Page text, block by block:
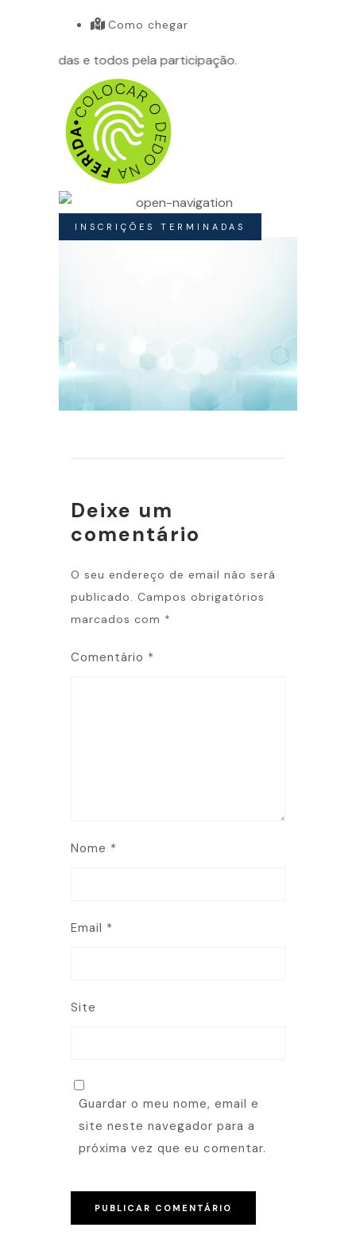
Como chegar
a todas e todos pela participação.
INSCRIÇÕES TERMINADAS
Deixe um
comentário
O seu endereço de email não será
publicado. Campos obrigatórios
marcados com *
Comentário *
Nome *
Email *
Site
Guardar o meu nome, email e
site neste navegador para a
próxima vez que eu comentar.